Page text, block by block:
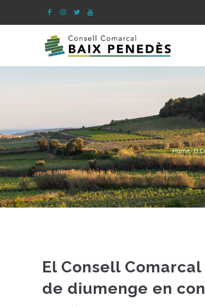
Home-El
El Consell
de diumenge en